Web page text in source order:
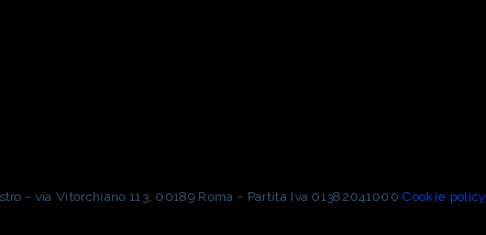
- via Vitorchiano 113, 00189 Roma - Partita Iva 01382041000Cookie policy